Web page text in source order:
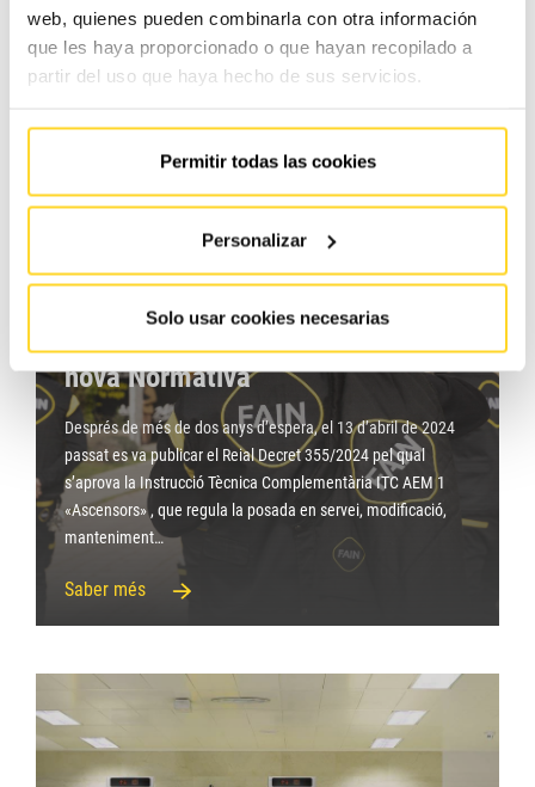
web, quienes pueden combinarla con otra información
que les haya proporcionado o que hayan recopilado a
partir del uso que haya hecho de sus servicios.
Permitir todas las cookies
Personalizar
Solo usar cookies necesarias
distintiu. Recentment, a més, hem aconseguit aquesta
Saber més
FAIN actualitza els contractes de
manteniment per adaptar-se a la
nova Normativa
Després de més de dos anys d’espera, el 13 d’abril de 2024
passat es va publicar el Reial Decret 355/2024 pel qual
s’aprova la Instrucció Tècnica Complementària ITC AEM 1
«Ascensors» , que regula la posada en servei, modificació,
manteniment…
Saber més